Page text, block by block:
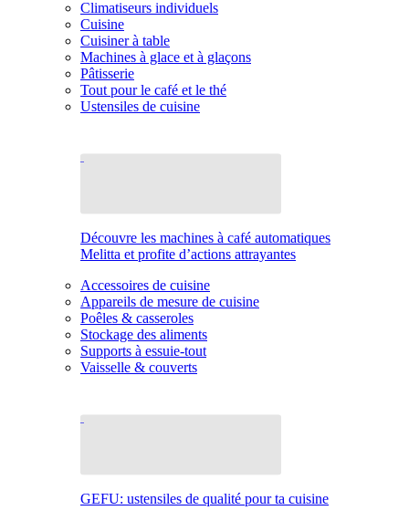
Climatiseurs individuels
Cuisine
Cuisiner à table
Machines à glace et à glaçons
Pâtisserie
Tout pour le café et le thé
Ustensiles de cuisine
Découvre les machines à café automatiques
Melitta et profite d’actions attrayantes
Accessoires de cuisine
Appareils de mesure de cuisine
Poêles & casseroles
Stockage des aliments
Supports à essuie-tout
Vaisselle & couverts
GEFU: ustensiles de qualité pour ta cuisine